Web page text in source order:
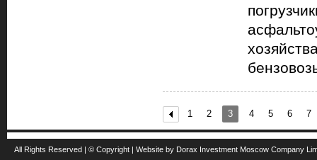
1 2 3 4 5 6 7
All Rights Reserved | © Copyright | Website by Dorax Investment Moscow Company